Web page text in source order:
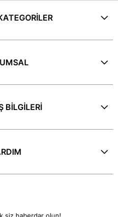
BİLGİLERİ
siz haberdar olun!